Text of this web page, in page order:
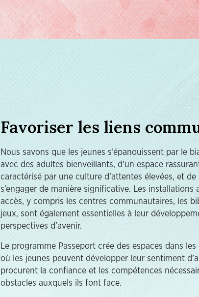
Favoriser les liens
Nous savons que les jeunes s’épanouissent par le
avec des adultes bienveillants, d’un espace
caractérisé par une culture d’attentes élevées, et
s’engager de manière significative. Les installations
accès, y compris les centres communautaires, les
jeux, sont également essentielles à leur
perspectives d’avenir.
Le programme Passeport crée des espaces dans
où les jeunes peuvent développer leur sentiment
procurent la confiance et les compétences
obstacles auxquels ils font face.